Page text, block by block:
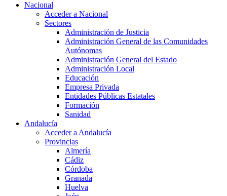
Nacional
Acceder a Nacional
Sectores
Administración de Justicia
Administración General de las Comunidades
Autónomas
Administración General del Estado
Administración Local
Educación
Empresa Privada
Entidades Públicas Estatales
Formación
Sanidad
Andalucía
Acceder a Andalucía
Provincias
Almería
Cádiz
Córdoba
Granada
Huelva